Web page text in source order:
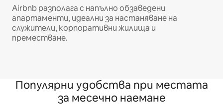
Airbnb разполага с напълно обзаведени
апартаменти, идеални за настаняване на
служители, корпоративни жилища и
преместване.
Популярни удобства при местата
за месечно наемане